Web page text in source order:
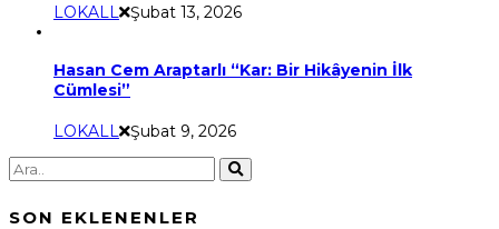
LOKALL Şubat 13, 2026
Hasan Cem Araptarlı “Kar: Bir Hikâyenin İlk
Cümlesi”
LOKALL Şubat 9, 2026
SON EKLENENLER